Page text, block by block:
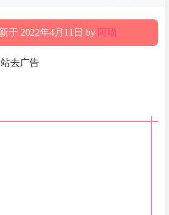
于 2022年4月11日 by 阿喵
去广告